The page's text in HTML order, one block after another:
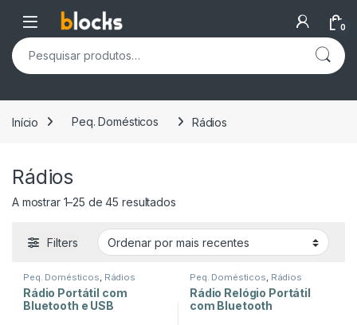
Skip to navigation
Skip to content
Open 0
Pesquisar por:
Início Peq. Domésticos Rádios
Rádios
A mostrar 1–25 de 45 resultadosOrdenado por mais recentes
Filters
Peq. Domésticos, Rádios
Rádio Portátil com
Bluetooth e USB
Peq. Domésticos, Rádios
Rádio Relógio Portátil
com Bluetooth